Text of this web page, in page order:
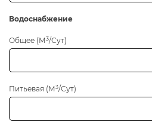
Водоснабжение
Общее (М3/Сут)
Питьевая (М3/Сут)